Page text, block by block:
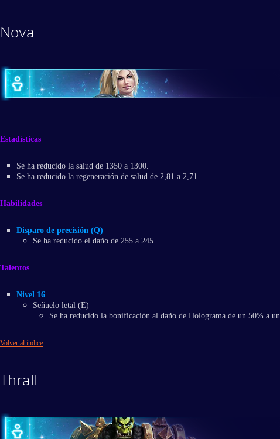
Nova
Estadísticas
Se ha reducido la salud de 1350 a 1300.
Se ha reducido la regeneración de salud de 2,81 a 2,71.
Habilidades
Disparo de precisión (Q)
Se ha reducido el daño de 255 a 245.
Talentos
Nivel 16
Señuelo letal (E)
Se ha reducido la bonificación al daño de Holograma de un 50% a
Volver al índice
Thrall